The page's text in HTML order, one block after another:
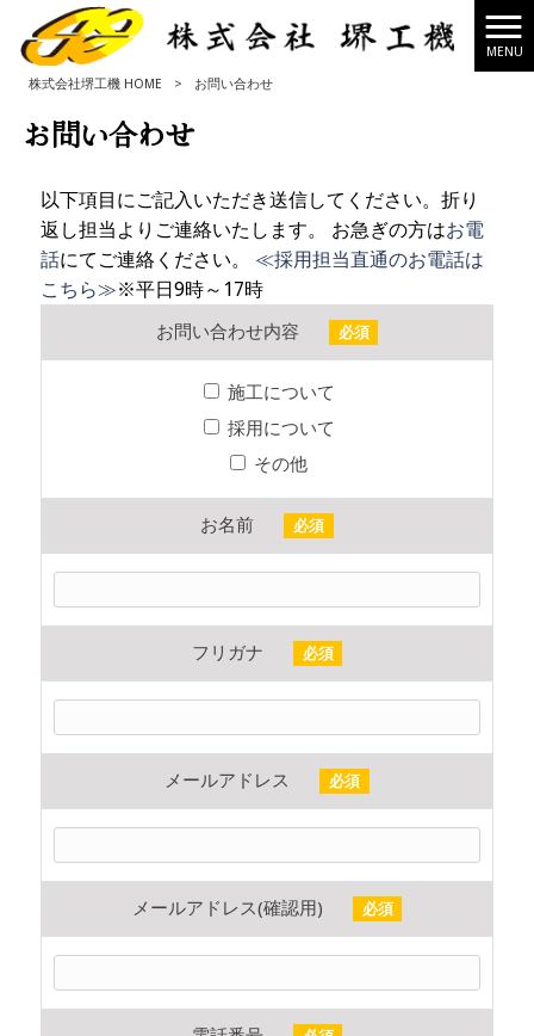
MENU
株式会社堺工機 HOME > お問い合わせ
お問い合わせ
以下項目にご記入いただき送信してください。折り
返し担当よりご連絡いたします。 お急ぎの方はお電
話にてご連絡ください。 ≪採用担当直通のお電話は
こちら≫※平日9時～17時
お問い合わせ内容 必須
施工について
採用について
その他
お名前 必須
フリガナ 必須
メールアドレス 必須
メールアドレス(確認用) 必須